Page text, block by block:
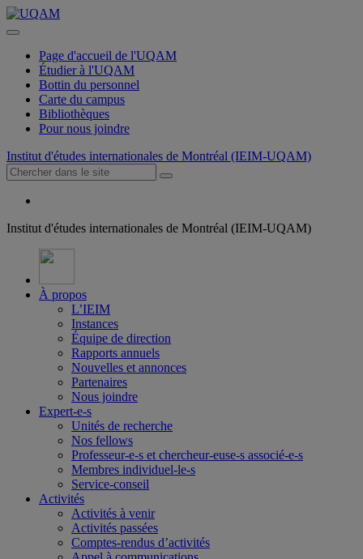
Page d'accueil de l'UQAM
Étudier à l'UQAM
Bottin du personnel
Carte du campus
Bibliothèques
Pour nous joindre
Institut d'études internationales de Montréal (IEIM-UQAM)
Institut d'études internationales de Montréal (IEIM-UQAM)
À propos
L’IEIM
Instances
Équipe de direction
Rapports annuels
Nouvelles et annonces
Partenaires
Nous joindre
Expert-e-s
Unités de recherche
Nos fellows
Professeur-e-s et chercheur-euse-s associé-e-s
Membres individuel-le-s
Service-conseil
Activités
Activités à venir
Activités passées
Comptes-rendus d’activités